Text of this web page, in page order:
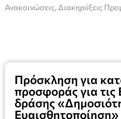
Ανακοινώσεις Διακηρύξεις
Πρόσκληση για
προσφοράς για τις
δράσης
Ευαισθητοποίηση»